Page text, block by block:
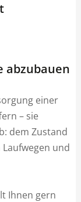
abzubauen
einer
– sie
dem Zustand
und
Ihnen gern